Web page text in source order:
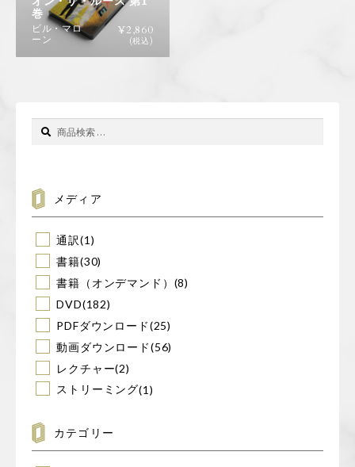
巻
ビル・マロ
ーン
¥2,860
(税込)
メディア
通訳(1)
書籍(30)
書籍（オンデマンド） (8)
DVD(182)
PDFダウンロード(25)
動画ダウンロード(56)
レクチャー(2)
ストリーミング(1)
カテゴリー